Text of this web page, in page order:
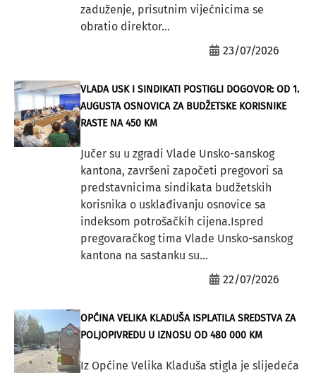
zaduženje, prisutnim vijećnicima se
obratio direktor...
23/07/2026
VLADA USK I SINDIKATI POSTIGLI DOGOVOR: OD 1.
AUGUSTA OSNOVICA ZA BUDŽETSKE KORISNIKE
RASTE NA 450 KM
Jučer su u zgradi Vlade Unsko-sanskog
kantona, završeni započeti pregovori sa
predstavnicima sindikata budžetskih
korisnika o usklađivanju osnovice sa
indeksom potrošačkih cijena.Ispred
pregovaračkog tima Vlade Unsko-sanskog
kantona na sastanku su...
22/07/2026
OPĆINA VELIKA KLADUŠA ISPLATILA SREDSTVA ZA
POLJOPIVREDU U IZNOSU OD 480 000 KM
Iz Općine Velika Kladuša stigla je slijedeća